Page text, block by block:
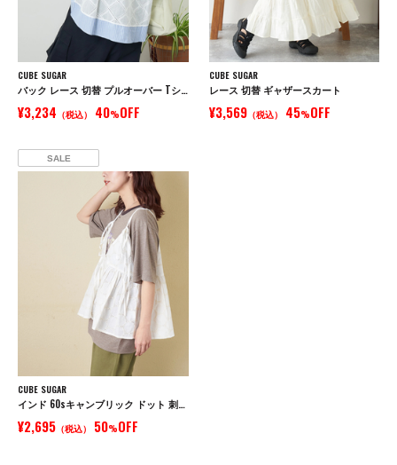
CUBE SUGAR
バック レース 切替 プルオーバー Tシャツ
¥3,234 （税込） 40%OFF
CUBE SUGAR
レース 切替 ギャザースカート
¥3,569（税込） 45%OFF
SALE
CUBE SUGAR
インド 60sキャンブリック ドット 刺繍 前後 2Way キャミソール
¥2,695 （税込） 50%OFF